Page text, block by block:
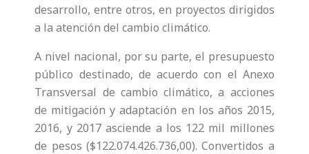
desarrollo, entre otros, en proyectos dirigidos
a la atención del cambio climático.
A nivel nacional, por su parte, el presupuesto
público destinado, de acuerdo con el Anexo
Transversal de cambio climático, a acciones
de mitigación y adaptación en los años 2015,
2016, y 2017 asciende a los 122 mil millones
de pesos ($122.074.426.736,00). Convertidos a